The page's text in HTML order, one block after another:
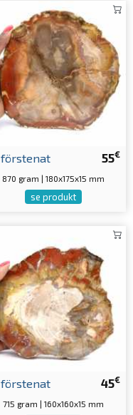
55€
förstenat
870 gram | 180x175x15 mm
se produkt
45€
förstenat
715 gram | 160x160x15 mm